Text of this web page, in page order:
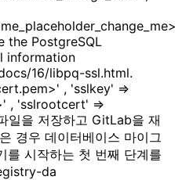
the PostgreSQL
information
16/libpq-ssl.html.
, 'sslkey' =>
, 'sslrootcert' =>
을 저장하고 GitLab을 재
경우 데이터베이스 마이그
를 시작하는 첫 번째 단계를
da